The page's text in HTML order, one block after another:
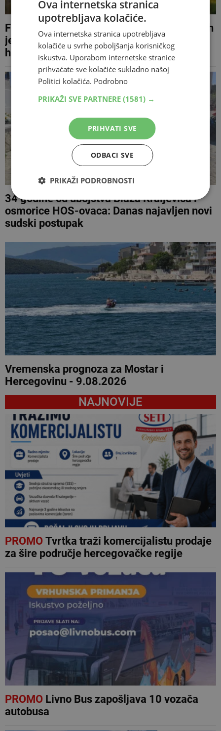
Fra Didak Buntić u središtu 61. Vinkovačkih
jeseni: Priča o spašavanju 17.000
hercegovačke djece
34 godine od ubojstva Blaža Kraljevića i
osmorice HOS-ovaca: Danas najavljen novi
sudski postupak
Vremenska prognoza za Mostar i
Hercegovinu - 9.08.2026
NAJNOVIJE
PROMOTvrtka traži komercijalistu prodaje
za šire područje hercegovačke regije
PROMOLivno Bus zapošljava 10 vozača
autobusa
Ova internetska stranica
upotrebljava kolačiće.
Ova internetska stranica upotrebljava
kolačiće u svrhe poboljšanja korisničkog
iskustva. Uporabom internetske stranice
prihvaćate sve kolačiće sukladno našoj
Politici kolačića. Podrobno
PRIKAŽI SVE PARTNERE (1581) →
PRIHVATI SVE
ODBACI SVE
PRIKAŽI PODROBNOSTI